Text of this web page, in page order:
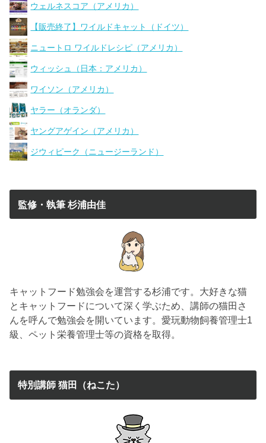
ウェルネスコア（アメリカ）
【販売終了】ワイルドキャット（ドイツ）
ニュートロ ワイルドレシピ（アメリカ）
ウィッシュ（日本：アメリカ）
ワイソン（アメリカ）
ヤラー（オランダ）
ヤングアゲイン（アメリカ）
ジウィピーク（ニュージーランド）
監修・執筆 杉浦由佳
キャットフード勉強会を運営する杉浦です。大好きな猫
とキャットフードについて深く学ぶため、講師の猫田さ
んを呼んで勉強会を開いています。愛玩動物飼養管理士1
級、ペット栄養管理士等の資格を取得。
特別講師 猫田（ねこた）